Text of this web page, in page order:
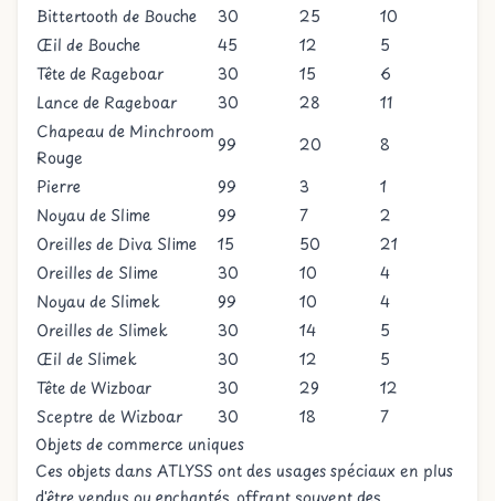
Bittertooth de Bouche
30 25
10
Œil de Bouche
45 12
5
Tête de Rageboar
30 15
6
Lance de Rageboar
30 28
11
Chapeau de Minchroom
Rouge
99 20
8
Pierre
99 3
1
Noyau de Slime
99 7
2
Oreilles de Diva Slime
15 50
21
Oreilles de Slime
30 10
4
Noyau de Slimek
99 10
4
Oreilles de Slimek
30 14
5
Œil de Slimek
30 12
5
Tête de Wizboar
30 29
12
Sceptre de Wizboar
30 18
7
Objets de commerce uniques
Ces objets dans ATLYSS ont des usages spéciaux en plus